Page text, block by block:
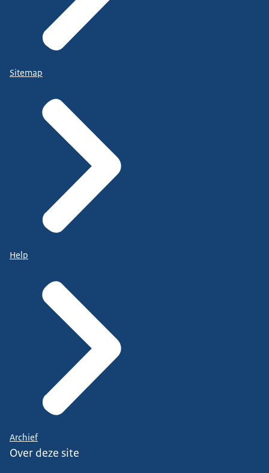
Sitemap
Help
Archief
Over deze site